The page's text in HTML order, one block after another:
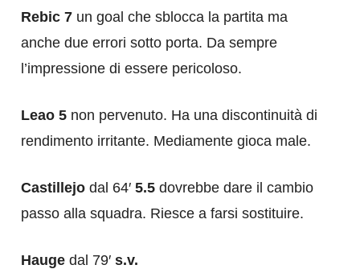
Rebic 7 un goal che sblocca la partita ma
anche due errori sotto porta. Da sempre
l’impressione di essere pericoloso.
Leao 5 non pervenuto. Ha una discontinuità di
rendimento irritante. Mediamente gioca male.
Castillejo dal 64′ 5.5 dovrebbe dare il cambio
passo alla squadra. Riesce a farsi sostituire.
Hauge dal 79′ s.v.